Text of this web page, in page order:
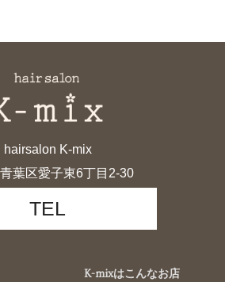
hairsalon K-mix
葉区愛子東6丁目2-30
TEL
K-mixはこんなお店